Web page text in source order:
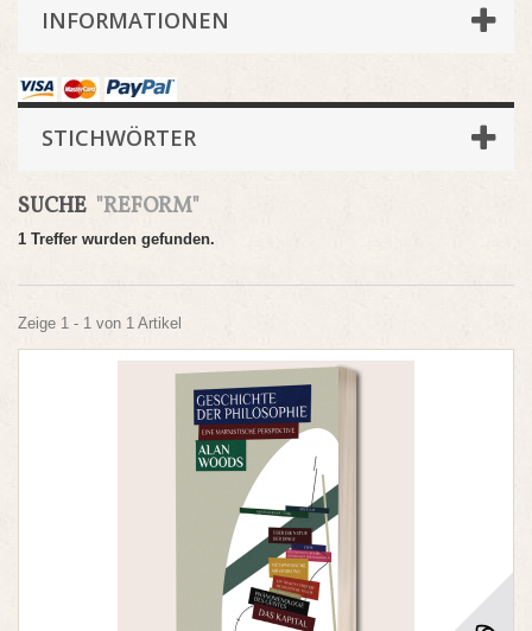
INFORMATIONEN
STICHWÖRTER
SUCHE "REFORM"
1 Treffer wurden gefunden.
Zeige 1 - 1 von 1 Artikel